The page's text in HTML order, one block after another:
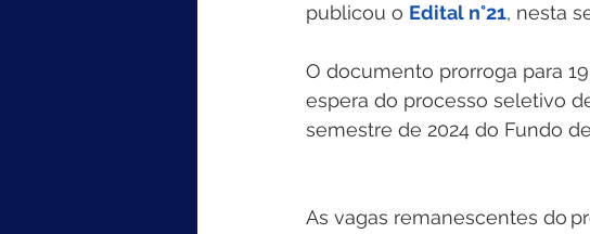
publicou o Edital n°21, nesta
O documento prorroga para
espera do processo seletivo
semestre de 2024 do Fundo
As vagas remanescentes do